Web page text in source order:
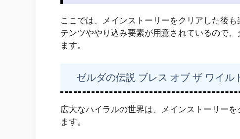
ここでは、メインストーリーをクリアした後
テンツややり込み要素が用意されているので
ます。
ゼルダの伝説 ブレス オブ ザ ワイル
広大なハイラルの世界は、メインストーリー
ます。